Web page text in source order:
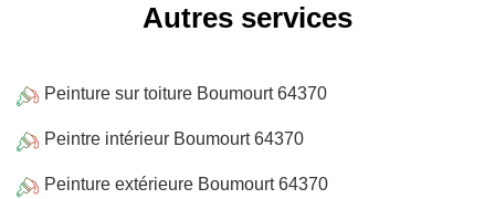
Autres services
Peinture sur toiture Boumourt 64370
Peintre intérieur Boumourt 64370
Peinture extérieure Boumourt 64370